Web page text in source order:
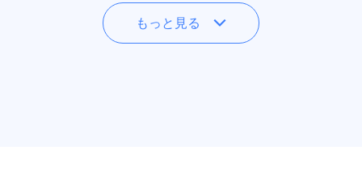
もっと見る